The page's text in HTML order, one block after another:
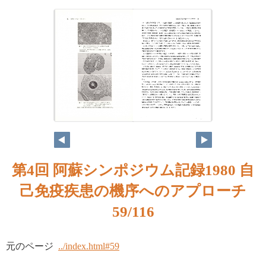
第4回 阿蘇シンポジウム記録1980 自
己免疫疾患の機序へのアプローチ
59/116
元のページ ../index.html#59